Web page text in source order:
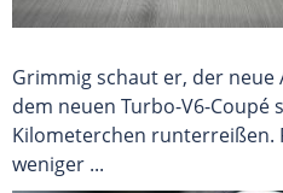
Grimmig schaut er, der
dem neuen Turbo-V6-Coupé
Kilometerchen runterreißen.
weniger ...